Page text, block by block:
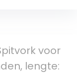
voor
lengte: